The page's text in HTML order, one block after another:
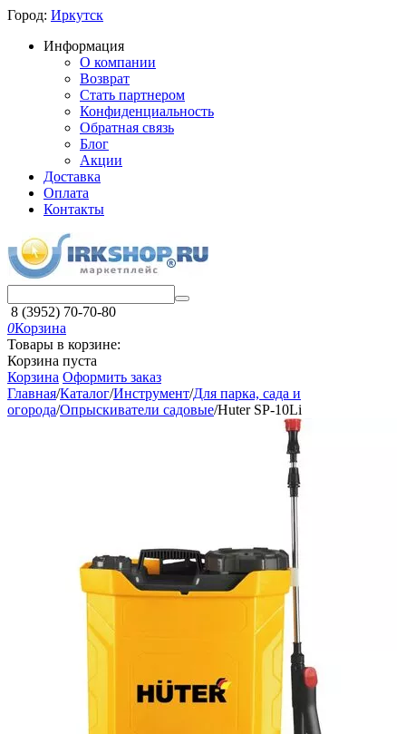
Город: Иркутск
Информация
О компании
Возврат
Стать партнером
Конфиденциальность
Обратная связь
Блог
Акции
Доставка
Оплата
Контакты
8 (3952) 70-70-80
0Корзина
Товары в корзине:
Корзина пуста
Корзина Оформить заказ
Главная/Каталог/Инструмент/Для парка, сада и
огорода/Опрыскиватели садовые/Huter SP-10Li